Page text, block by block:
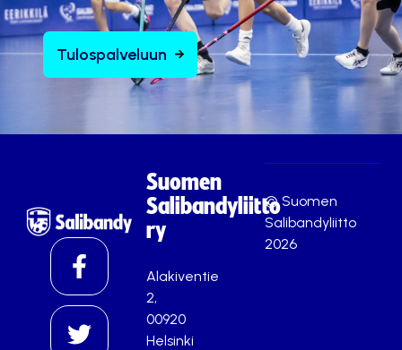
Tulospalveluun
Suomen
Salibandyliitto
ry
Alakiventie
2,
00920
Helsinki
© Suomen
Salibandyliitto
2026